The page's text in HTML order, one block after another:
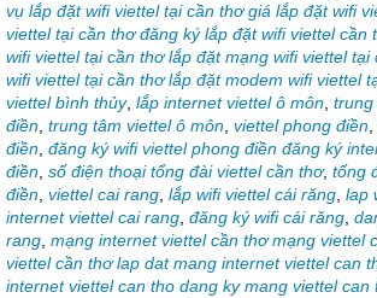
vụ lắp đặt wifi viettel tại cần thơ giá lắp đặt wifi
viettel tại cần thơ đăng ký lắp đặt wifi viettel cần
wifi viettel tại cần thơ lắp đặt mạng wifi viettel tại
wifi viettel tại cần thơ lắp đặt modem wifi viettel
viettel bình thủy, lắp internet viettel ô môn trung
điền trung tâm viettel ô môn viettel phong điền
điền đăng ký wifi viettel phong điền đăng ký
điền số điện thoại tổng đài viettel cần thơ, tổng
điền viettel cai rang lắp wifi viettel cái răng lap
internet viettel cai rang đăng ký wifi cái răng
rang mạng internet viettel cần thơ mạng viettel
viettel cần thơ lap dat mang internet viettel can
internet viettel can tho dang ky mang viettel can